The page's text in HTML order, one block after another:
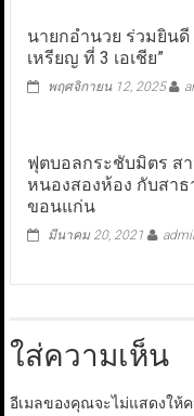
นายกอำนวย ร่วมยิน
เหรียญ ที่ 3 เอเชีย”
พฤศจิกายน 12, 2025
ฟุตบอลกระชับมิตร ส
หนองสองห้อง กับสา
ขอนแก่น
มีนาคม 20, 2021
ใส่ความเห็น
อีเมลของคุณจะไม่แสดงให้